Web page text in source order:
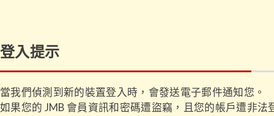
登入提示
當我們偵測到新的裝置登入時，會發送電子郵件通知您。
如果您的 JMB 會員資訊和密碼遭盜竊，且您的帳戶遭非